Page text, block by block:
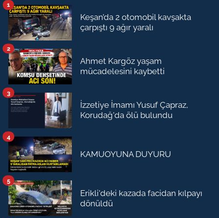
Keşan’da 2 otomobil kavşakta
çarpıştı 9 ağır yaralı
1
Ahmet Kargöz yaşam
mücadelesini kaybetti
2
İzzetiye İmamı Yusuf Çapraz,
Korudağ'da ölü bulundu
3
KAMUOYUNA DUYURU
4
Erikli'deki kazada facidan kılpayı
dönüldü
5